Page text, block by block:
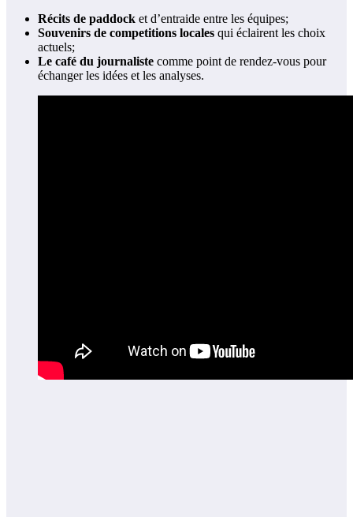
Récits de paddock et d’entraide entre les équipes;
Souvenirs de competitions locales qui éclairent les choix
actuels;
Le café du journaliste comme point de rendez-vous pour
échanger les idées et les analyses.